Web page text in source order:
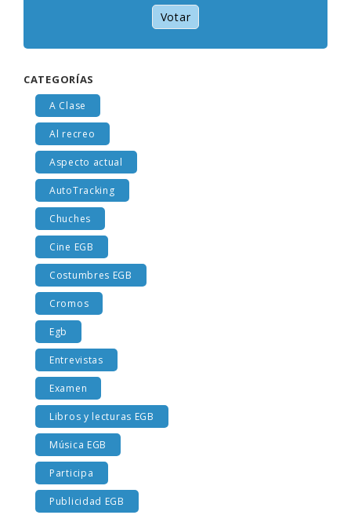
Votar
CATEGORÍAS
A Clase
Al recreo
Aspecto actual
AutoTracking
Chuches
Cine EGB
Costumbres EGB
Cromos
Egb
Entrevistas
Examen
Libros y lecturas EGB
Música EGB
Participa
Publicidad EGB